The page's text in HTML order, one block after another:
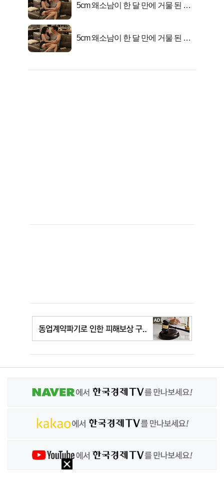
5cm 왜소남이 한 달 만에 거물 된 사
5cm 왜소남이 한 달 만에 거물 된 사